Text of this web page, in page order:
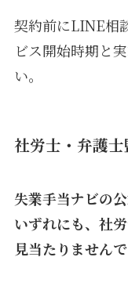
契約前にLINE相
ビス開始時期と
い。
社労士・弁護
失業手当ナビの
いずれにも、社
見当たりませんで